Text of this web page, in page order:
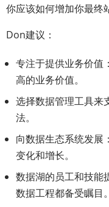
你应该如何增加你最终
Don建议：
专注于提供业务价值
高的业务价值。
选择数据管理工具来
法。
向数据生态系统发展
变化和增长。
数据湖的员工和技能
数据工程都备受瞩目。